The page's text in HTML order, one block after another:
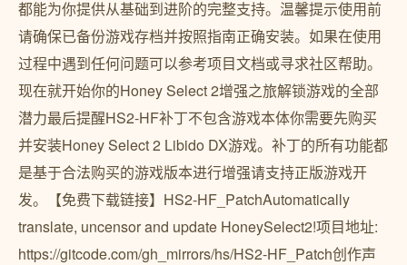
都能为你提供从基础到进阶的完整支持。温馨提示使用前
请确保已备份游戏存档并按照指南正确安装。如果在使用
过程中遇到任何问题可以参考项目文档或寻求社区帮助。
现在就开始你的Honey Select 2增强之旅解锁游戏的全部
潜力最后提醒HS2-HF补丁不包含游戏本体你需要先购买
并安装Honey Select 2 Libido DX游戏。补丁的所有功能都
是基于合法购买的游戏版本进行增强请支持正版游戏开
发。【免费下载链接】HS2-HF_PatchAutomatically
translate, uncensor and update HoneySelect2!项目地址:
https://gitcode.com/gh_mirrors/hs/HS2-HF_Patch创作声